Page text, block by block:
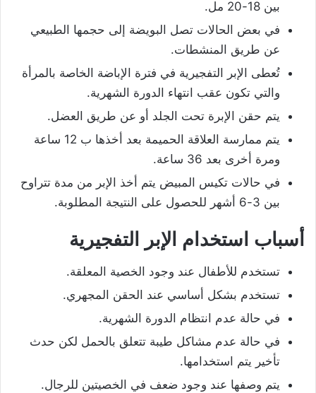
بين 18-20 مل.
في بعض الحالات تصل البويضة إلى حجمها الطبيعي
عن طريق المنشطات.
تُعطى الإبر التفجيرية في فترة الإباضة الخاصة بالمرأة
والتي تكون عقب انتهاء الدورة الشهرية.
يتم حقن الإبرة تحت الجلد أو عن طريق العضل.
يتم ممارسة العلاقة الحميمة بعد أخذها ب 12 ساعة
ومرة أخرى بعد 36 ساعة.
في حالات تكيس المبيض يتم أخذ الإبر من مدة تتراوح
بين 3-6 أشهر للحصول على النتيجة المطلوبة.
أسباب استخدام الإبر التفجيرية
تستخدم للأطفال عند وجود الخصية المعلقة.
تستخدم بشكل أساسي عند الحقن المجهري.
في حالة عدم انتظام الدورة الشهرية.
في حالة عدم مشاكل طيبة تتعلق بالحمل لكن حدث
تأخير يتم استخدامها.
يتم وصفها عند وجود ضعف في الخصيتين للرجال.